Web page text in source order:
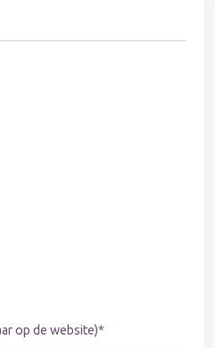
op de website)*